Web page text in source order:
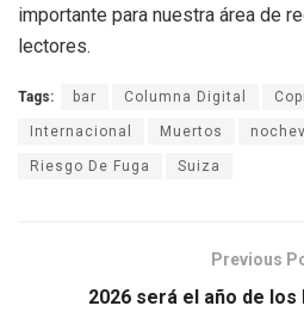
importante para nuestra área de
lectores.
Tags: bar Columna Digital
Internacional Muertos
Riesgo De Fuga Suiza
Previous
2026 será el año de